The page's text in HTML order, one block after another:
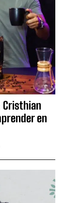
Cristhian
en